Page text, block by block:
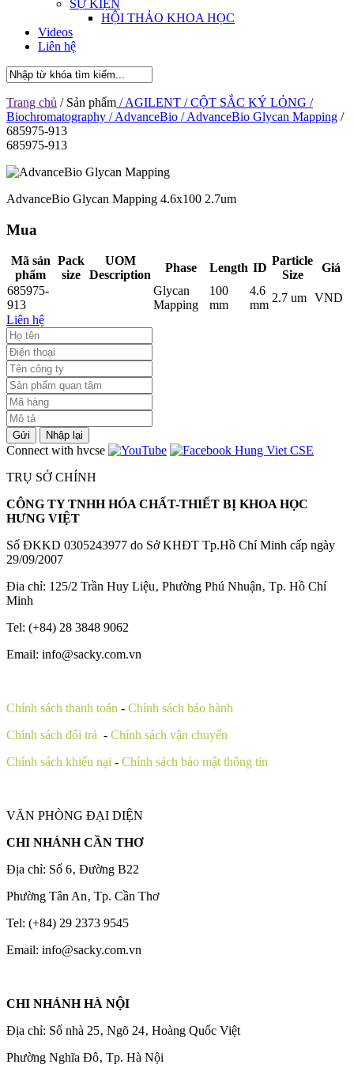
SỰ KIỆN
HỘI THẢO KHOA HỌC
Videos
Liên hệ
Trang chủ / Sản phẩm / AGILENT / CỘT SẮC KÝ LỎNG /
Biochromatography / AdvanceBio / AdvanceBio Glycan Mapping /
685975-913
685975-913
AdvanceBio Glycan Mapping 4.6x100 2.7um
Mua
Mã sản
phẩm
Pack
size
UOM
Description
Phase Length ID
Particle
Size
Giá
685975-
913
Glycan
Mapping
100
mm
4.6
mm
2.7 um VND
Liên hệ
Gửi Nhập lại
Connect with hvcse
TRỤ SỞ CHÍNH
CÔNG TY TNHH HÓA CHẤT-THIẾT BỊ KHOA HỌC
HƯNG VIỆT
Số ĐKKD 0305243977 do Sở KHĐT Tp.Hồ Chí Minh cấp ngày
29/09/2007
Đia chỉ: 125/2 Trần Huy Liệu‚ Phường Phú Nhuận‚ Tp. Hồ Chí
Minh
Tel: (+84) 28 3848 9062
Email: info@sacky.com.vn
Chính sách thanh toán - Chính sách bảo hành
Chính sách đổi trả - Chính sách vận chuyển
Chính sách khiếu nại - Chính sách bảo mật thông tin
VĂN PHÒNG ĐẠI DIỆN
CHI NHÁNH CẦN THƠ
Địa chỉ: Số 6‚ Đường B22
Phường Tân An‚ Tp. Cần Thơ
Tel: (+84) 29 2373 9545
Email: info@sacky.com.vn
CHI NHÁNH HÀ NỘI
Địa chỉ: Số nhà 25‚ Ngõ 24‚ Hoàng Quốc Việt
Phường Nghĩa Đô‚ Tp. Hà Nội